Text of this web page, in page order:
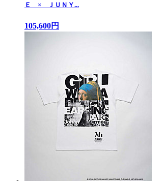
Ｅ × ＪＵＮＹ...
105,600円